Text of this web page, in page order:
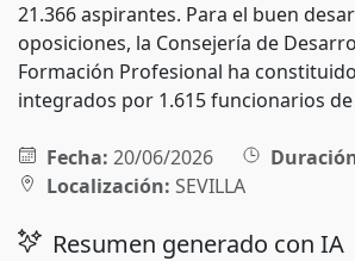
21.366 aspirantes. Para el buen
oposiciones, la Consejería de
Formación Profesional ha
integrados por 1.615 funcionarios
Fecha: 20/06/2026
Localización: SEVILLA
Resumen generado con IA